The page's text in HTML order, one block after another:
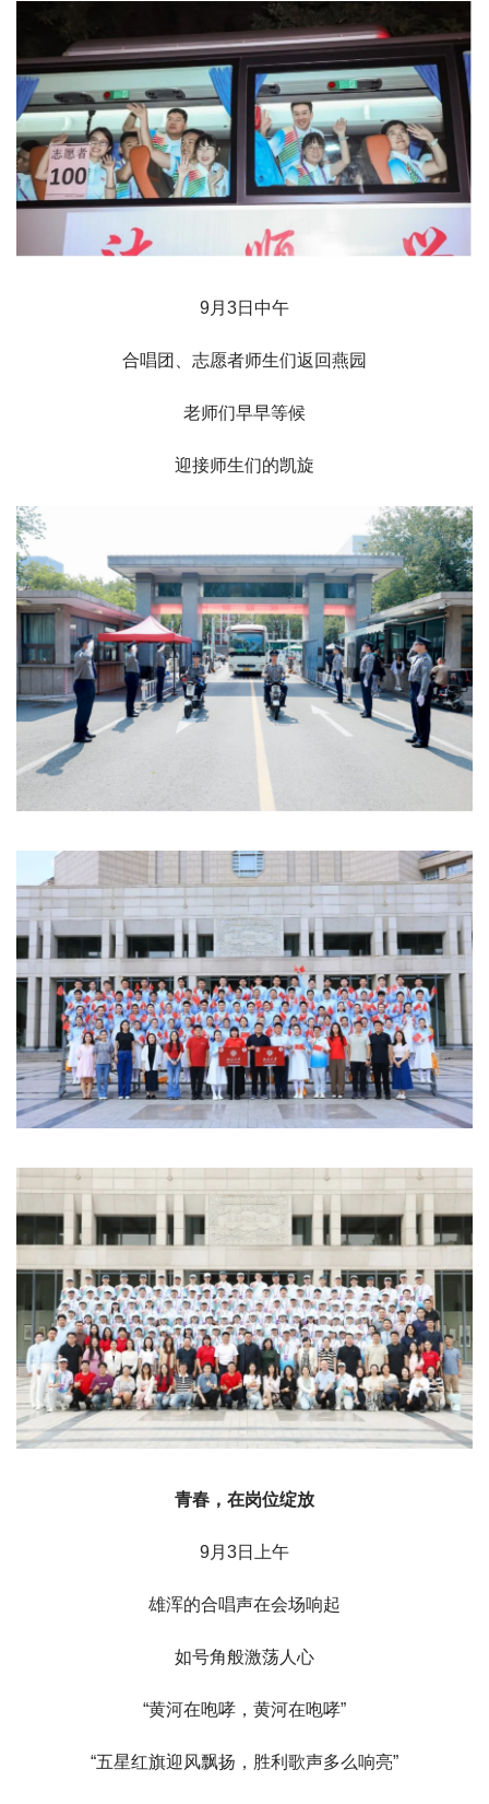
9月3日中午
合唱团、志愿者师生们返回燕园
老师们早早等候
迎接师生们的凯旋
青春，在岗位绽放
9月3日上午
雄浑的合唱声在会场响起
如号角般激荡人心
“黄河在咆哮，黄河在咆哮”
“五星红旗迎风飘扬，胜利歌声多么响亮”